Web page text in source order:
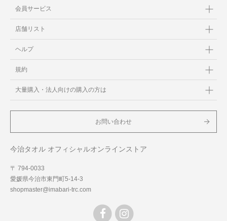
会員サービス
店舗リスト
ヘルプ
規約
大量購入・法人向けの購入の方は
お問い合わせ
今治タオル オフィシャルオンラインストア
〒 794-0033
愛媛県今治市東門町5-14-3
shopmaster@imabari-trc.com